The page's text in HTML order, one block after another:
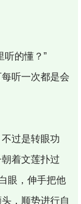
听的懂？”
听一次都是会
过是转眼功
着文莲扑过
眼，伸手把他
，顺势进行自